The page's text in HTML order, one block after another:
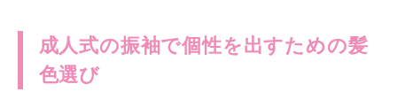
成人式の振袖で個性を出すための髪
色選び